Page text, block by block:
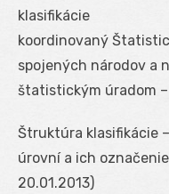
klasifikácie
koordinovaný
spojených národov a
štatistickým úradom –
Štruktúra klasifikácie
úrovní a ich
20.01.2013)